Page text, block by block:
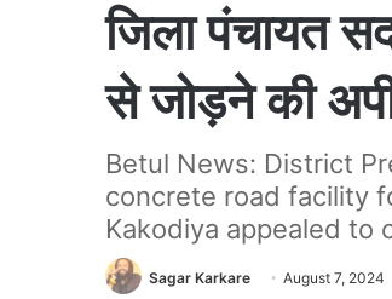
जिला पंचायत
से जोड़ने की
Betul News: District
concrete road facility
Kakodiya appealed to
Sagar Karkare August 7, 2024